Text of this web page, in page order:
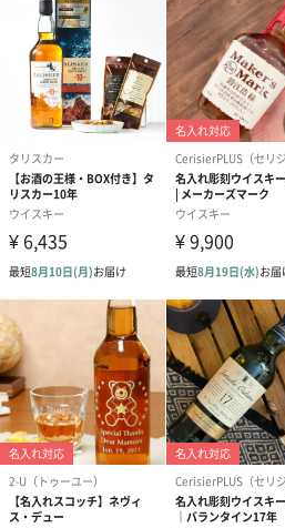
商品オプシ
紙袋
お渡し用の紙袋です。
商品に合わせたサイズをお届けしま
あり（280円）
メッセージカード（通常・写真
誕生日や結婚祝い・出産祝いなど、様
ードを同梱します。